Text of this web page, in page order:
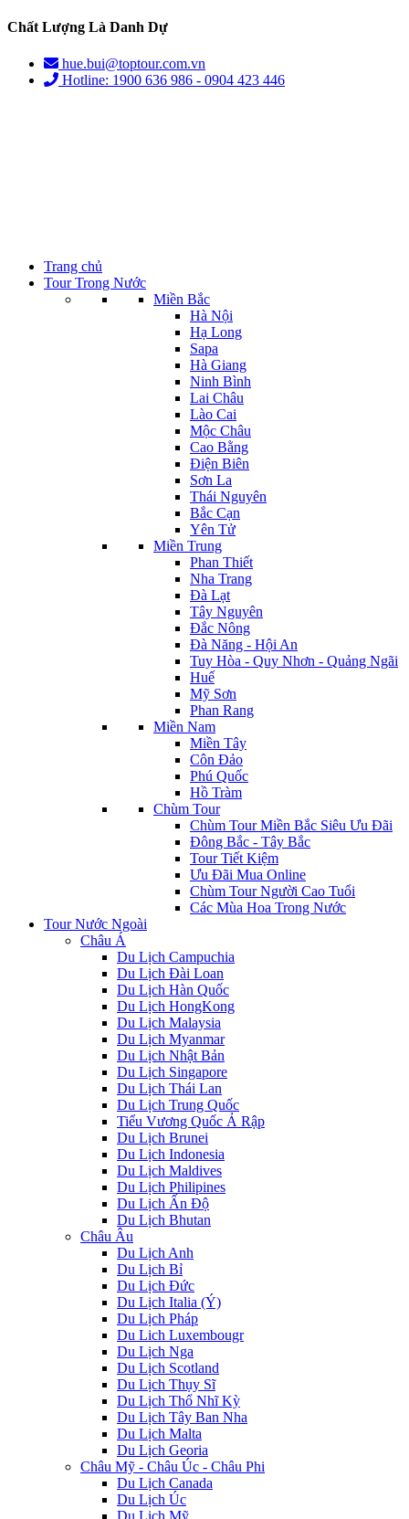
Chất Lượng Là Danh Dự
hue.bui@toptour.com.vn
Hotline: 1900 636 986 - 0904 423 446
Trang chủ
Tour Trong Nước
Miền Bắc
Hà Nội
Hạ Long
Sapa
Hà Giang
Ninh Bình
Lai Châu
Lào Cai
Mộc Châu
Cao Bằng
Điện Biên
Sơn La
Thái Nguyên
Bắc Cạn
Yên Tử
Miền Trung
Phan Thiết
Nha Trang
Đà Lạt
Tây Nguyên
Đắc Nông
Đà Năng - Hội An
Tuy Hòa - Quy Nhơn - Quảng Ngãi
Huế
Mỹ Sơn
Phan Rang
Miền Nam
Miền Tây
Côn Đảo
Phú Quốc
Hồ Tràm
Chùm Tour
Chùm Tour Miền Bắc Siêu Ưu Đãi
Đông Bắc - Tây Bắc
Tour Tiết Kiệm
Ưu Đãi Mua Online
Chùm Tour Người Cao Tuổi
Các Mùa Hoa Trong Nước
Tour Nước Ngoài
Châu Á
Du Lịch Campuchia
Du Lịch Đài Loan
Du Lịch Hàn Quốc
Du Lịch HongKong
Du Lịch Malaysia
Du Lịch Myanmar
Du Lịch Nhật Bản
Du Lịch Singapore
Du Lịch Thái Lan
Du Lịch Trung Quốc
Tiểu Vương Quốc Ả Rập
Du Lịch Brunei
Du Lịch Indonesia
Du Lịch Maldives
Du Lịch Philipines
Du Lịch Ấn Độ
Du Lịch Bhutan
Châu Âu
Du Lịch Anh
Du Lịch Bỉ
Du Lịch Đức
Du Lịch Italia (Ý)
Du Lịch Pháp
Du Lich Luxembougr
Du Lịch Nga
Du Lịch Scotland
Du Lịch Thụy Sĩ
Du Lịch Thổ Nhĩ Kỳ
Du Lịch Tây Ban Nha
Du Lịch Malta
Du Lịch Georia
Châu Mỹ - Châu Úc - Châu Phi
Du Lịch Canada
Du Lịch Úc
Du Lịch Mỹ